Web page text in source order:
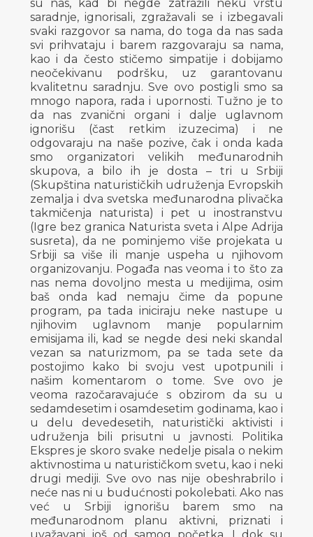
su nas, kad bi negde zatražili neku vrstu
saradnje, ignorisali, zgražavali se i izbegavali
svaki razgovor sa nama, do toga da nas sada
svi prihvataju i barem razgovaraju sa nama,
kao i da često stičemo simpatije i dobijamo
neočekivanu podršku, uz garantovanu
kvalitetnu saradnju. Sve ovo postigli smo sa
mnogo napora, rada i upornosti. Tužno je to
da nas zvanični organi i dalje uglavnom
ignorišu (čast retkim izuzecima) i ne
odgovaraju na naše pozive, čak i onda kada
smo organizatori velikih međunarodnih
skupova, a bilo ih je dosta – tri u Srbiji
(Skupština naturističkih udruženja Evropskih
zemalja i dva svetska međunarodna plivačka
takmičenja naturista) i pet u inostranstvu
(Igre bez granica Naturista sveta i Alpe Adrija
susreta), da ne pominjemo više projekata u
Srbiji sa više ili manje uspeha u njihovom
organizovanju. Pogađa nas veoma i to što za
nas nema dovoljno mesta u medijima, osim
baš onda kad nemaju čime da popune
program, pa tada iniciraju neke nastupe u
njihovim uglavnom manje popularnim
emisijama ili, kad se negde desi neki skandal
vezan sa naturizmom, pa se tada sete da
postojimo kako bi svoju vest upotpunili i
našim komentarom o tome. Sve ovo je
veoma razočaravajuće s obzirom da su u
sedamdesetim i osamdesetim godinama, kao i
u delu devedesetih, naturistički aktivisti i
udruženja bili prisutni u javnosti. Politika
Ekspres je skoro svake nedelje pisala o nekim
aktivnostima u naturističkom svetu, kao i neki
drugi mediji. Sve ovo nas nije obeshrabrilo i
neće nas ni u budućnosti pokolebati. Ako nas
već u Srbiji ignorišu barem smo na
međunarodnom planu aktivni, priznati i